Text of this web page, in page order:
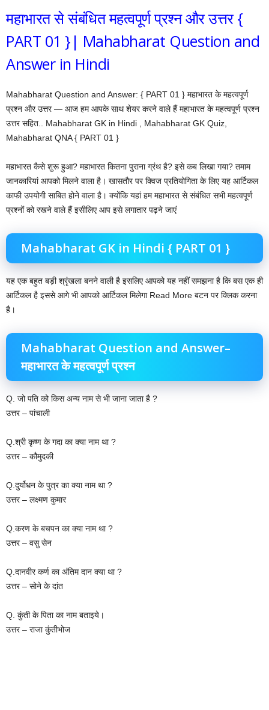
महाभारत से संबंधित महत्वपूर्ण प्रश्न और उत्तर {
PART 01 }| Mahabharat Question and
Answer in Hindi
Mahabharat Question and Answer: { PART 01 } महाभारत के महत्वपूर्ण
प्रश्न और उत्तर — आज हम आपके साथ शेयर करने वाले हैं महाभारत के महत्वपूर्ण प्रश्न
उत्तर सहित.. Mahabharat GK in Hindi , Mahabharat GK Quiz,
Mahabharat QNA { PART 01 }
महाभारत कैसे शुरू हुआ? महाभारत कितना पुराना ग्रंथ है? इसे कब लिखा गया? तमाम
जानकारियां आपको मिलने वाला है। खासतौर पर क्विज प्रतियोगिता के लिए यह आर्टिकल
काफी उपयोगी साबित होने वाला है। क्योंकि यहां हम महाभारत से संबंधित सभी महत्वपूर्ण
प्रश्नों को रखने वाले हैं इसीलिए आप इसे लगातार पढ़ने जाएं
Mahabharat GK in Hindi { PART 01 }
यह एक बहुत बड़ी श्रृंखला बनने वाली है इसलिए आपको यह नहीं समझना है कि बस एक ही
आर्टिकल है इससे आगे भी आपको आर्टिकल मिलेगा Read More बटन पर क्लिक करना
है।
Mahabharat Question and Answer–
महाभारत के महत्वपूर्ण प्रश्न
Q. जो पति को किस अन्य नाम से भी जाना जाता है ?
उत्तर – पांचाली
Q.श्री कृष्ण के गदा का क्या नाम था ?
उत्तर – कौमुदकी
Q.दुर्योधन के पुत्र का क्या नाम था ?
उत्तर – लक्ष्मण कुमार
Q.करण के बचपन का क्या नाम था ?
उत्तर – वसु सेन
Q.दानवीर कर्ण का अंतिम दान क्या था ?
उत्तर – सोने के दांत
Q. कुंती के पिता का नाम बताइये।
उत्तर – राजा कुंतीभोज